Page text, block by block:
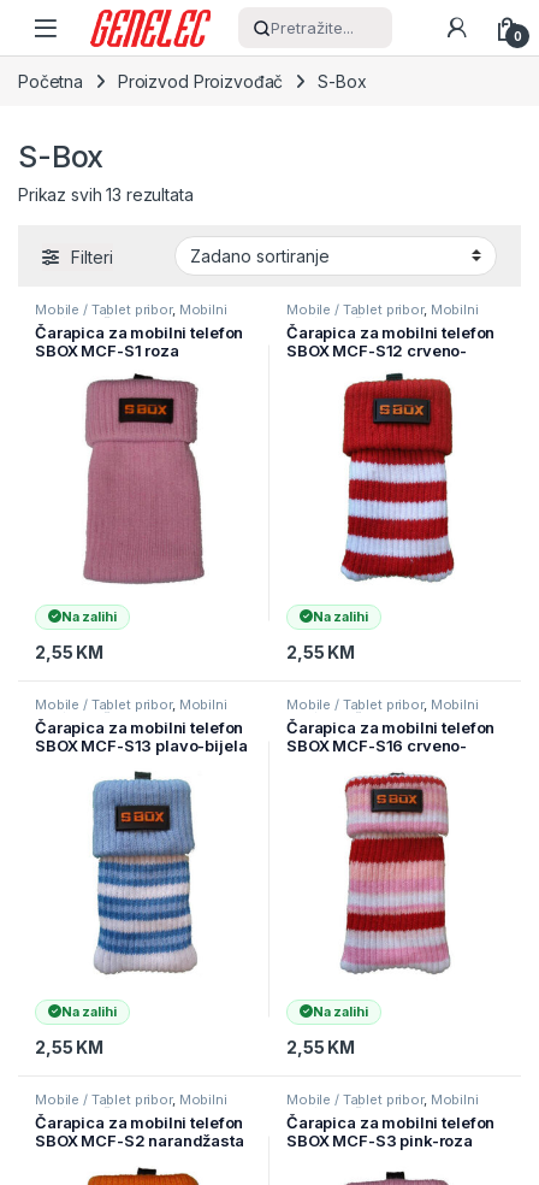
Skip to navigation
Skip to content
Pretražite... 0
Početna Proizvod Proizvođač S-Box
S-Box
Prikaz svih 13 rezultata
Filteri
Mobile / Tablet pribor, Mobilni
Uređaji Zaštitne maske i coveri
Čarapica za mobilni telefon
SBOX MCF-S1 roza
Na zalihi
2,55 KM
Mobile / Tablet pribor, Mobilni
Uređaji Zaštitne maske i coveri
Čarapica za mobilni telefon
SBOX MCF-S12 crveno-
bijela 65x100mm
Na zalihi
2,55 KM
Mobile / Tablet pribor, Mobilni
Uređaji Zaštitne maske i coveri
Čarapica za mobilni telefon
SBOX MCF-S13 plavo-bijela
Na zalihi
2,55 KM
Mobile / Tablet pribor, Mobilni
Uređaji Zaštitne maske i coveri
Čarapica za mobilni telefon
SBOX MCF-S16 crveno-
Na zalihi
2,55 KM
Mobile / Tablet pribor, Mobilni
Uređaji Zaštitne maske i coveri
Čarapica za mobilni telefon
SBOX MCF-S2 narandžasta
Mobile / Tablet pribor, Mobilni
Uređaji Zaštitne maske i coveri
Čarapica za mobilni telefon
SBOX MCF-S3 pink-roza